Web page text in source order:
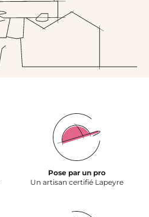
Pose par un pro
Un artisan certifié Lapeyre